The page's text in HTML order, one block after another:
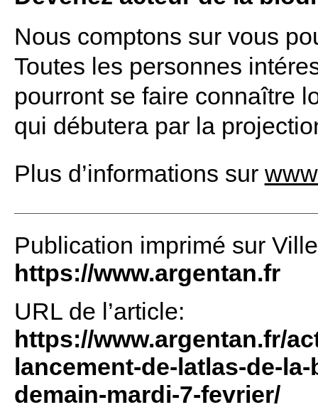
Nous comptons sur vous
Toutes les personnes
pourront se faire connaître
qui débutera par la
Plus d’informations sur
Publication imprimé sur
https://www.argentan.fr
URL de l’article:
https://www.argentan.fr/
lancement-de-latlas-de-
demain-mardi-7-fevrier/